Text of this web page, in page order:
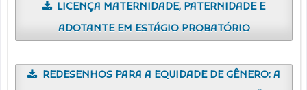
LICENÇA MATERNIDADE, PATERNIDADE E
ADOTANTE EM ESTÁGIO PROBATÓRIO
REDESENHOS PARA A EQUIDADE DE GÊNERO: A